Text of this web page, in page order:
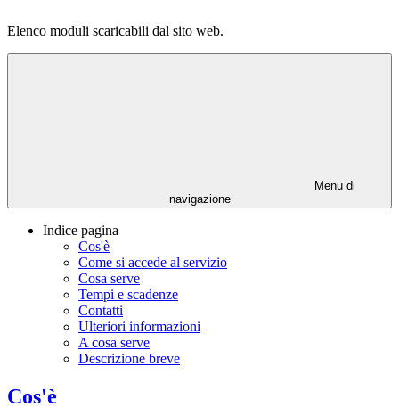
Elenco moduli scaricabili dal sito web.
Menu di
navigazione
Indice pagina
Cos'è
Come si accede al servizio
Cosa serve
Tempi e scadenze
Contatti
Ulteriori informazioni
A cosa serve
Descrizione breve
Cos'è